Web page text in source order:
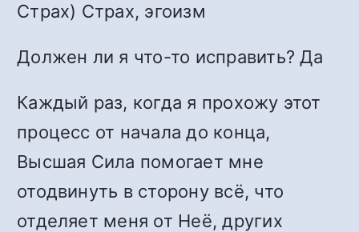
Страх) Страх, эгоизм
Должен ли я что-то исправить? Да
Каждый раз, когда я прохожу этот
процесс от начала до конца,
Высшая Сила помогает мне
отодвинуть в сторону всё, что
отделяет меня от Неё, других